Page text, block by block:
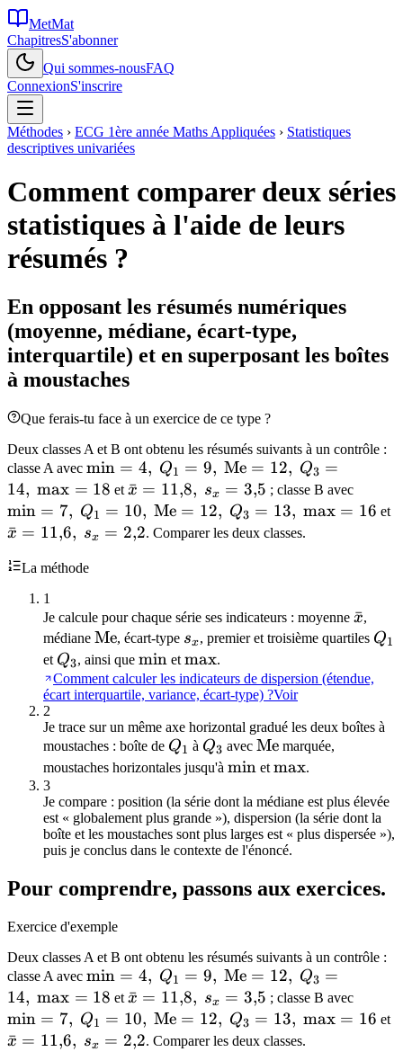
MetMat
ChapitresS'abonner
Qui sommes-nousFAQ
ConnexionS'inscrire
Méthodes › ECG 1ère année Maths Appliquées › Statistiques
descriptives univariées
Comment comparer deux séries
statistiques à l'aide de leurs
résumés ?
En opposant les résumés numériques
(moyenne, médiane, écart-type,
interquartile) et en superposant les boîtes
à moustaches
Que ferais-tu face à un exercice de ce type ?
Deux classes A et B ont obtenu les résumés suivants à un contrôle :
classe A avec \min=4,\ Q_1=9,\
\mathrm{Me}=12,\
Q_3=14,\ \max=18
min = 4, Q1 = 9, Me = 12, Q3 =
14, max = 18 et \bar{x}=11{,}8,\
s_x=3{,}5
x
ˉ = 11,8, sx = 3,5 ; classe B avec
min = 7, Q1 = 10, Me = 12, Q3 = 13, max = 16 et
x
ˉ = 11,6, sx = 2,2. Comparer les deux classes.
La méthode
1
Je calcule pour chaque série ses indicateurs : moyenne x
ˉ,
médiane \mathrm{Me}
Me, écart-type s_x
sx, premier et troisième quartiles Q1
et Q_3
Q3, ainsi que \min
min et \max
max.
Comment calculer les indicateurs de dispersion (étendue,
écart interquartile, variance, écart-type) ?Voir
2
Je trace sur un même axe horizontal gradué les deux boîtes à
moustaches : boîte de Q_1
Q1 à Q_3
Q3 avec \mathrm{Me}
Me marquée,
moustaches horizontales jusqu'à \min
min et \max
max.
3
Je compare : position (la série dont la médiane est plus élevée
est « globalement plus grande »), dispersion (la série dont la
boîte et les moustaches sont plus larges est « plus dispersée »),
puis je conclus dans le contexte de l'énoncé.
Pour comprendre, passons aux exercices.
Exercice d'exemple
Deux classes A et B ont obtenu les résumés suivants à un contrôle :
classe A avec \min=4,\ Q_1=9,\
\mathrm{Me}=12,\
Q_3=14,\ \max=18
min = 4, Q1 = 9, Me = 12, Q3 =
14, max = 18 et \bar{x}=11{,}8,\
s_x=3{,}5
x
ˉ = 11,8, sx = 3,5 ; classe B avec
min = 7, Q1 = 10, Me = 12, Q3 = 13, max = 16 et
x
ˉ = 11,6, sx = 2,2. Comparer les deux classes.